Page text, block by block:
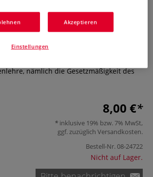
Farbenkompass
0 Bewertungen
nämlich die Gesetzmäßigkeit des
8,00 €
inklusive 19% bzw. 7% MwSt,
ggf. zuzüglich Versandkosten.
Bestell-Nr.08-24722
Nicht auf Lager.
Akzeptieren
Einstellungen